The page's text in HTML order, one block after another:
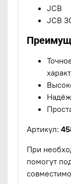
JCB
JCB
Артикул:
При
помогут